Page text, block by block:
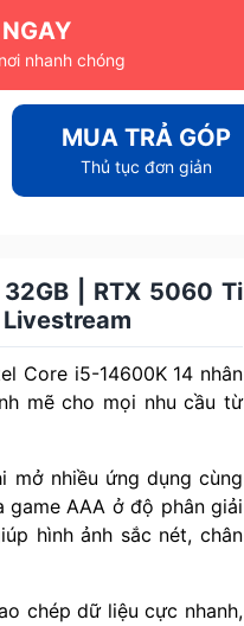
nhanh chóng
MUA TRẢ GÓP
Thủ tục đơn giản
| RTX 5060 Ti
Livestream
Core i5-14600K 14 nhân
mẽ cho mọi nhu cầu từ
mở nhiều ứng dụng cùng
game AAA ở độ phân giải
hình ảnh sắc nét, chân
chép dữ liệu cực nhanh,